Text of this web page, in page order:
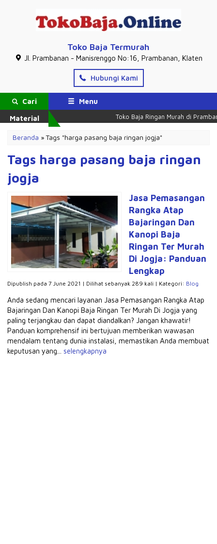
Toko Baja Termurah
Jl. Prambanan - Manisrenggo No:16, Prambanan, Klaten
Hubungi Kami
Cari
Material
Menu
Toko Baja Ringan Murah di
Beranda »Tags "harga pasang baja ringan jogja"
Tags harga pasang baja ringan
jogja
Jasa Pemasangan
Rangka Atap
Bajaringan Dan
Kanopi Baja
Ringan Ter Murah
Di Jogja: Panduan
Lengkap
Dipublish pada 7 June 2021 | Dilihat sebanyak 289 kali | Kategori: Blog
Anda sedang mencari layanan Jasa Pemasangan Rangka Atap
Bajaringan Dan Kanopi Baja Ringan Ter Murah Di Jogja yang
paling terjangkau dan dapat diandalkan? Jangan khawatir!
Panduan komprehensif ini bertujuan memberikan wawasan
mendalam tentang dunia instalasi, memastikan Anda membuat
keputusan yang... selengkapnya